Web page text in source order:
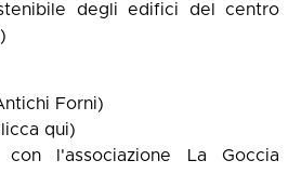
degli edifici del centro
Forni)
qui)
con l'associazione La Goccia